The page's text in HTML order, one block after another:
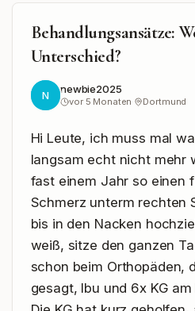
Behandlungsansätze:
Unterschied?
N newbie2025
vor 5 Monaten Dortmund
Hi Leute, ich muss mal
langsam echt nicht mehr
fast einem Jahr so einen
Schmerz unterm rechten
bis in den Nacken
weiß, sitze den ganzen
schon beim Orthopäden,
gesagt, Ibu und 6x KG